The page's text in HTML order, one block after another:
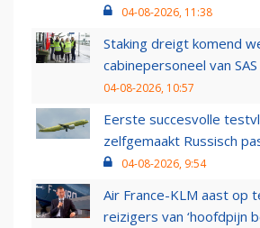
04-08-2026, 11:38
Staking dreigt komend
cabinepersoneel van
04-08-2026, 10:57
Eerste succesvolle
zelfgemaakt Russisch
04-08-2026, 9:54
Air France-KLM aast op
reizigers van ‘hoofdpijn